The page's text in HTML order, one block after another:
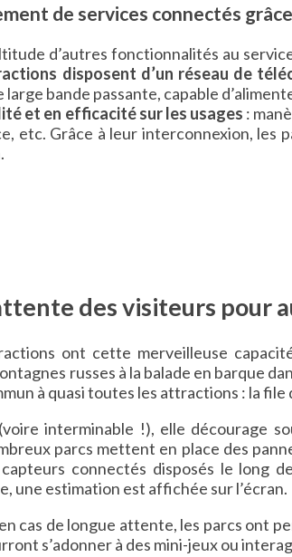
de services connectés
d’autres fonctionnalités au
disposent d’un réseau de
bande passante, capable
et en efficacité sur les usages :
etc. Grâce à leur interconnexion, les
des visiteurs pour
ont cette merveilleuse
russes à la balade en barque
à quasi toutes les attractions : la file
interminable !), elle décourage
parcs mettent en place des
connectés disposés le long
une estimation est affichée sur l’écran.
cas de longue attente, les parcs ont
s’adonner à des mini-jeux ou